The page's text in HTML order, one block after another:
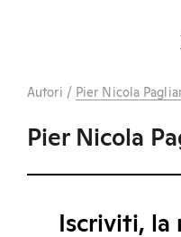
Autori / Pier Nicola
Pier Nicola
Iscriviti, la